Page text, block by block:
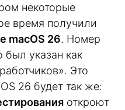
некоторые
время получили
macOS 26. Номер
был указан как
Это
26 будет так же:
откроют